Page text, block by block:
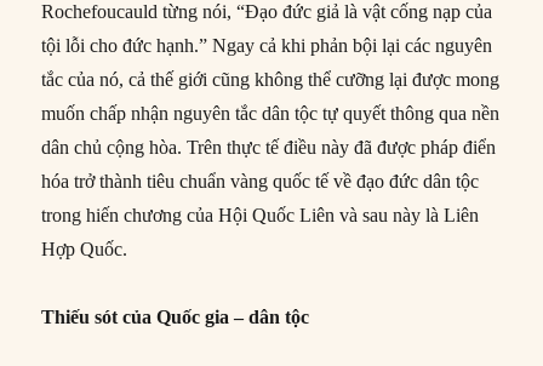
Rochefoucauld từng nói, “Đạo đức giả là vật cống nạp của
tội lỗi cho đức hạnh.” Ngay cả khi phản bội lại các nguyên
tắc của nó, cả thế giới cũng không thể cưỡng lại được mong
muốn chấp nhận nguyên tắc dân tộc tự quyết thông qua nền
dân chủ cộng hòa. Trên thực tế điều này đã được pháp điển
hóa trở thành tiêu chuẩn vàng quốc tế về đạo đức dân tộc
trong hiến chương của Hội Quốc Liên và sau này là Liên
Hợp Quốc.
Thiếu sót của Quốc gia–dân tộc